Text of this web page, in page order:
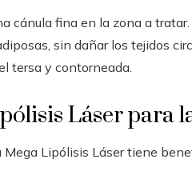
cánula fina en la zona a
sin dañar los tejidos
tersa y contorneada.
Láser para
Lipólisis Láser tiene